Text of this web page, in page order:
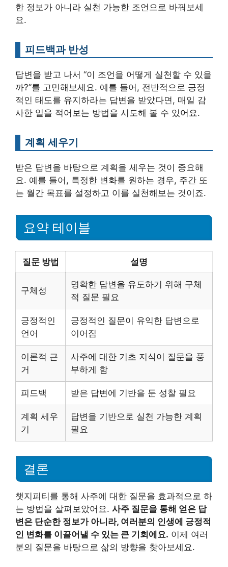
한 정보가 아니라 실천 가능한 조언으로 바꿔보세
요.
피드백과 반성
답변을 받고 나서 “이 조언을 어떻게 실천할 수 있을
까?”를 고민해보세요. 예를 들어, 전반적으로 긍정
적인 태도를 유지하라는 답변을 받았다면, 매일 감
사한 일을 적어보는 방법을 시도해 볼 수 있어요.
계획 세우기
받은 답변을 바탕으로 계획을 세우는 것이 중요해
요. 예를 들어, 특정한 변화를 원하는 경우, 주간 또
는 월간 목표를 설정하고 이를 실천해보는 것이죠.
요약 테이블
질문 방법 설명
구체성
명확한 답변을 유도하기 위해 구체
적 질문 필요
긍정적인
언어
긍정적인 질문이 유익한 답변으로
이어짐
이론적 근
거
사주에 대한 기초 지식이 질문을 풍
부하게 함
피드백 받은 답변에 기반을 둔 성찰 필요
계획 세우
기
답변을 기반으로 실천 가능한 계획
필요
결론
챗지피티를 통해 사주에 대한 질문을 효과적으로 하
는 방법을 살펴보았어요. 사주 질문을 통해 얻은 답
변은 단순한 정보가 아니라, 여러분의 인생에 긍정적
인 변화를 이끌어낼 수 있는 큰 기회에요. 이제 여러
분의 질문을 바탕으로 삶의 방향을 찾아보세요.